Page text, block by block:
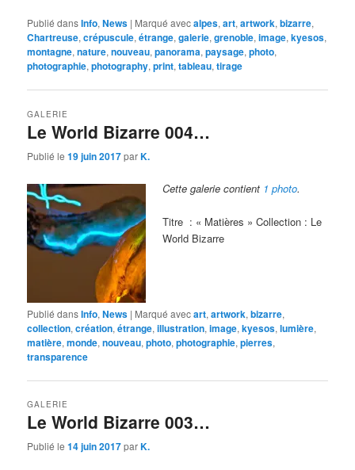
Publié dansInfo,News | Marqué avecalpes,art,artwork,bizarre,
Chartreuse,crépuscule,étrange,galerie,grenoble,image,kyesos,
montagne,nature,nouveau,panorama,paysage,photo,
photographie,photography,print,tableau,tirage
Le World Bizarre 004…
GALERIE
Publié le19 juin 2017parK.
Cette galerie contient 1 photo.
Titre : « Matières » Collection : Le
World Bizarre
Publié dansInfo,News | Marqué avecart,artwork,bizarre,
collection,création,étrange,illustration,image,kyesos,lumière,
matière,monde,nouveau,photo,photographie,pierres,
transparence
Le World Bizarre 003…
GALERIE
Publié le14 juin 2017parK.